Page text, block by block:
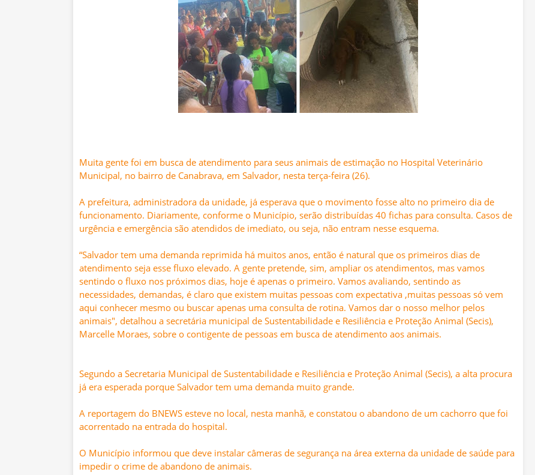
Muita gente foi em busca de atendimento para seus animais de estimação no Hospital Veterinário
Municipal, no bairro de Canabrava, em Salvador, nesta terça-feira (26).
A prefeitura, administradora da unidade, já esperava que o movimento fosse alto no primeiro dia de
funcionamento. Diariamente, conforme o Município, serão distribuídas 40 fichas para consulta. Casos de
urgência e emergência são atendidos de imediato, ou seja, não entram nesse esquema.
“Salvador tem uma demanda reprimida há muitos anos, então é natural que os primeiros dias de
atendimento seja esse fluxo elevado. A gente pretende, sim, ampliar os atendimentos, mas vamos
sentindo o fluxo nos próximos dias, hoje é apenas o primeiro. Vamos avaliando, sentindo as
necessidades, demandas, é claro que existem muitas pessoas com expectativa ,muitas pessoas só vem
aqui conhecer mesmo ou buscar apenas uma consulta de rotina. Vamos dar o nosso melhor pelos
animais", detalhou a secretária municipal de Sustentabilidade e Resiliência e Proteção Animal (Secis),
Marcelle Moraes, sobre o contigente de pessoas em busca de atendimento aos animais.
Segundo a Secretaria Municipal de Sustentabilidade e Resiliência e Proteção Animal (Secis), a alta procura
já era esperada porque Salvador tem uma demanda muito grande.
A reportagem do BNEWS esteve no local, nesta manhã, e constatou o abandono de um cachorro que foi
acorrentado na entrada do hospital.
O Município informou que deve instalar câmeras de segurança na área externa da unidade de saúde para
impedir o crime de abandono de animais.